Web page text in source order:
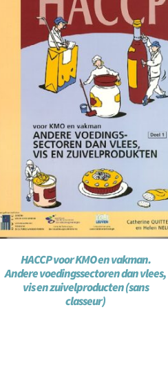
HACCP voor KMO en vakman.
Andere voedingssectoren dan vlees,
vis en zuivelproducten (sans
classeur)